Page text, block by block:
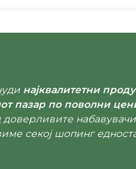
најквалитетни
пазар по поволни
секој шопинг